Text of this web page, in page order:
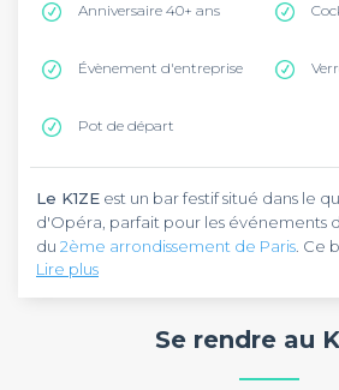
Anniversaire 40+ ans
Évènement d'entreprise
Pot de départ
Le K1ZE est un bar festif situé dans le
d'Opéra, parfait pour les
du 2ème arrondissement de Paris . Ce
une ambiance électrique avec ses DJ
samedi et son blind test
La carte fait la part belle aux bières
modulable pouvant accueillir vos
Lire plus
Se rendre au